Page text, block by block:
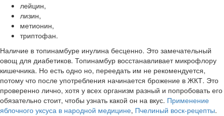
лейцин,
лизин,
метионин,
триптофан.
Наличие в топинамбуре инулина бесценно. Это замечательный
овощ для диабетиков. Топинамбур восстанавливает микрофлору
кишечника. Но есть одно но, переедать им не рекомендуется,
потому что после употребления начинается брожение в ЖКТ. Это
проверенно лично, хотя у всех организм разный и попробовать его
обязательно стоит, чтобы узнать какой он на вкус. Применение
яблочного уксуса в народной медицине, Пчелиный воск-рецепты.